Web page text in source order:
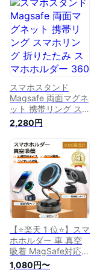
たみ式 軽量
magsafe対応 1/4 ネ
ジ穴付き 三脚＆自撮
り棒対応 磁石リング
1枚付属 iPhone＆
Android 超強磁力 ア
ルミ合金製 高耐久性
多シーン スマホ用ホ
ルダー
スマホスタンド
Magsafe 両面マグネ
ット 携帯リング ス
マホリング 折りたた
み スマホホルダー
360度調整 片手操作
磁気吸着 iPhone
Android メタルリン
グ付属
2,280円
【⭐️楽天 1 位⭐️】スマ
ホホルダー 車 真空
吸着 MagSafe対応
車載ホルダー 超強磁
力 マグネット 15W
1,080円〜